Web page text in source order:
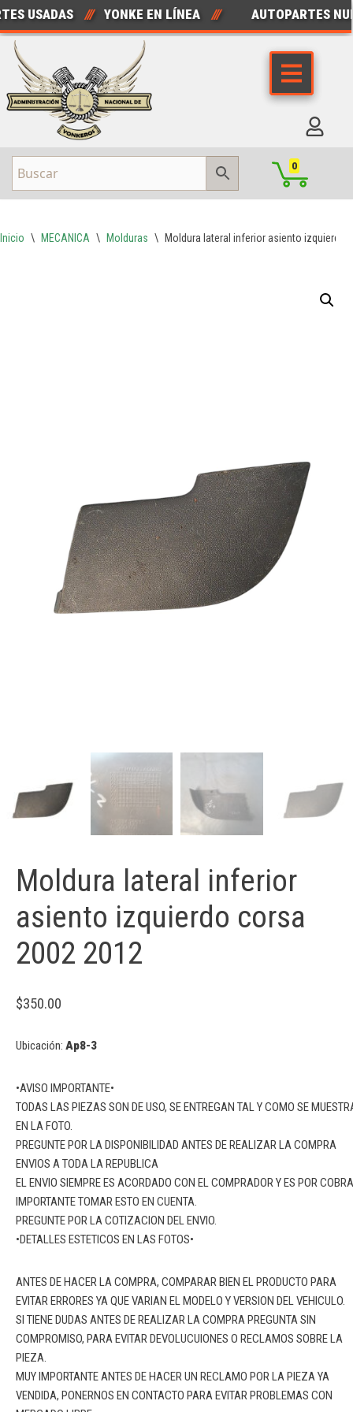
Saltar
al
contenido
USADAS /// YONKE EN LÍNEA /// AUTOPARTES
0
Inicio \ MECANICA \ Molduras \ Moldura lateral inferior asiento izquierdo
Moldura lateral inferior
asiento izquierdo corsa
2002 2012
$350.00
Ubicación: Ap8-3
•AVISO IMPORTANTE•
TODAS LAS PIEZAS SON DE USO, SE ENTREGAN TAL Y COMO SE
EN LA FOTO.
PREGUNTE POR LA DISPONIBILIDAD ANTES DE REALIZAR LA COMPRA
ENVIOS A TODA LA REPUBLICA
EL ENVIO SIEMPRE ES ACORDADO CON EL COMPRADOR Y ES POR
IMPORTANTE TOMAR ESTO EN CUENTA.
PREGUNTE POR LA COTIZACION DEL ENVIO.
•DETALLES ESTETICOS EN LAS FOTOS•
ANTES DE HACER LA COMPRA, COMPARAR BIEN EL PRODUCTO PARA
EVITAR ERRORES YA QUE VARIAN EL MODELO Y VERSION DEL VEHICULO.
SI TIENE DUDAS ANTES DE REALIZAR LA COMPRA PREGUNTA SIN
COMPROMISO, PARA EVITAR DEVOLUCUIONES O RECLAMOS SOBRE LA
PIEZA.
MUY IMPORTANTE ANTES DE HACER UN RECLAMO POR LA PIEZA YA
VENDIDA, PONERNOS EN CONTACTO PARA EVITAR PROBLEMAS CON